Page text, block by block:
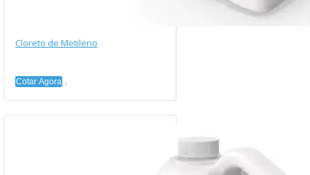
Cloreto de Metileno
Cotar Agora